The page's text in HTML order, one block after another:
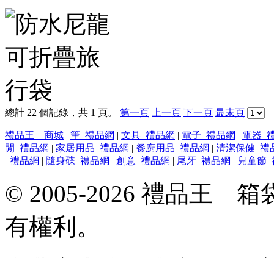
總計 22 個記錄，共 1 頁。 第一頁 上一頁 下一頁 最末頁
禮品王 商城 | 筆_禮品網 | 文具_禮品網 | 電子_禮品網 | 電器_
閒_禮品網 | 家居用品_禮品網 | 餐廚用品_禮品網 | 清潔保健_禮
_禮品網 | 隨身碟_禮品網 | 創意_禮品網 | 尾牙_禮品網 | 兒童節
© 2005-2026 禮品王 箱
有權利。